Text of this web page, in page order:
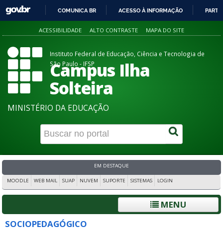
PARA
CONTEÚDO
COMUNICA BR ACESSO À INFORMAÇÃO
ACESSIBILIDADE ALTO CONTRASTE MAPA DO SITE
Instituto Federal de Educação, Ciência e Tecnologia de
São Paulo - IFSP
Campus Ilha
Solteira
MINISTÉRIO DA EDUCAÇÃO
EM DESTAQUE
MOODLE WEB MAIL SUAP NUVEM SUPORTE SISTEMAS LOGIN
MENU
SOCIOPEDAGÓGICO